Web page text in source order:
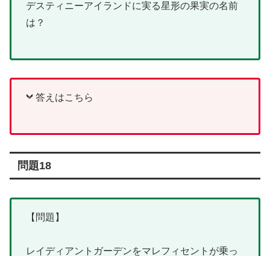
デスティニーアイランドに実る星形の果実の名前
は？
答えはこちら
問題18
【問題】
レイディアントガーデンをマレフィセントが乗っ